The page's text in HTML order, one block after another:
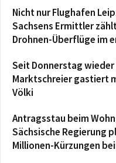
Nicht nur Flughafen
Sachsens Ermittler
Drohnen-Überflüge im
Seit Donnerstag
Marktschreier gastiert
Völki
Antragsstau beim
Sächsische Regierung
Millionen-Kürzungen